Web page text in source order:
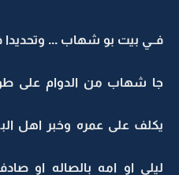
فــي بيت بو شهاب ...
جا شهاب من الدوام على
يكلف على عمره وخبر اهل
ليلى او امه بالصاله او